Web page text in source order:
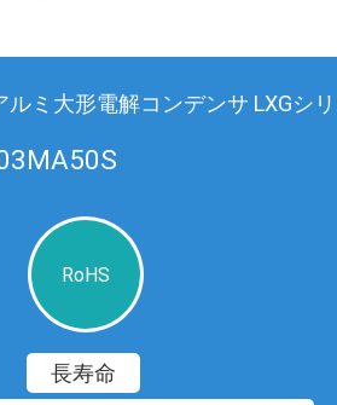
ミ大形電解コンデンサ LXGシ
RoHS
長寿命